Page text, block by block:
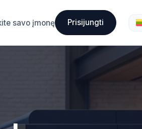
savo įmonę Prisijungti